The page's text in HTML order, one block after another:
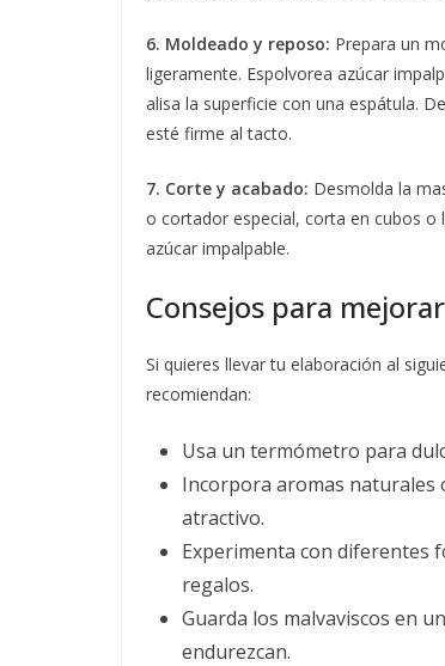
6. Moldeado y reposo: Prepara un
ligeramente. Espolvorea azúcar
alisa la superficie con una espátula.
esté firme al tacto.
7. Corte y acabado: Desmolda la
o cortador especial, corta en cubos o
azúcar impalpable.
Consejos para
Si quieres llevar tu elaboración al
recomiendan:
Usa un termómetro para
Incorpora aromas naturales
atractivo.
Experimenta con diferentes
regalos.
Guarda los malvaviscos en
endurezcan.